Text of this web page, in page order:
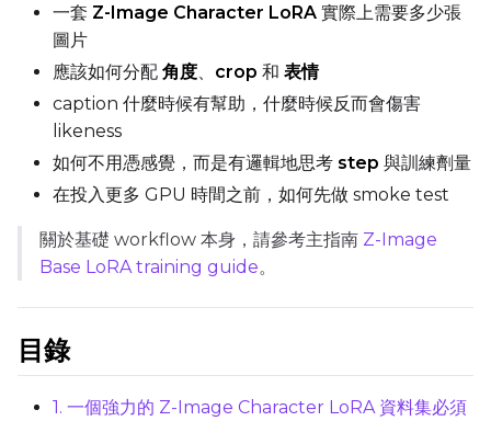
Max Step Saves to Keep
TRAINING
Batch Size
Steps
一套 Z-Image Character LoRA 實際上需要多少張
圖片
應該如何分配 角度 crop 和 表情
caption 什麼時候有幫助，什麼時候反而會傷害
likeness
如何不用憑感覺，而是有邏輯地思考 step 與訓練劑量
在投入更多 GPU 時間之前，如何先做 smoke test
關於基礎 workflow 本身，請參考主指南 Z-Image
Base LoRA training guide。
目錄
1. 一個強力的 Z-Image Character LoRA 資料集必須